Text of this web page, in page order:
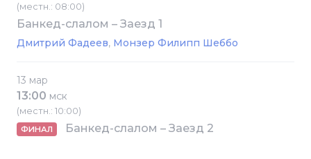
(местн.: 08:00)
Банкед-слалом – Заезд 1
Дмитрий Фадеев Монзер Филипп Шеббо
13 мар
13:00 МСК
(местн.: 10:00)
ФИНАЛ Банкед-слалом – Заезд 2